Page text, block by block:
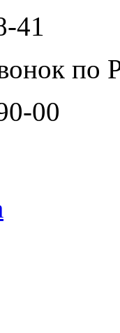
41
по
00